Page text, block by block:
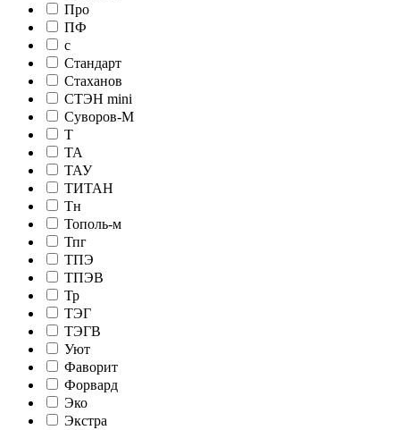
Про
ПФ
с
Стандарт
Стаханов
СТЭН mini
Суворов-М
Т
ТА
ТАУ
ТИТАН
Тн
Тополь-м
Тпг
ТПЭ
ТПЭВ
Тр
ТЭГ
ТЭГВ
Уют
Фаворит
Форвард
Эко
Экстра